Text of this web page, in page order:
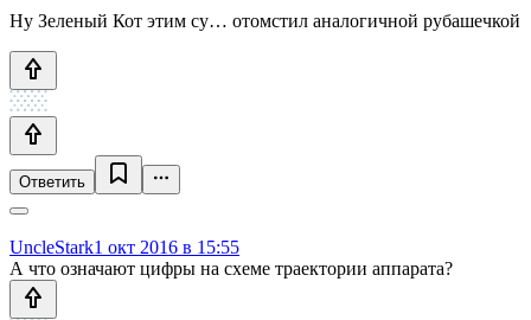
Ну Зеленый Кот этим су… отомстил аналогичной рубашечкой
Ответить
UncleStark1 окт 2016 в 15:55
А что означают цифры на схеме траектории аппарата?